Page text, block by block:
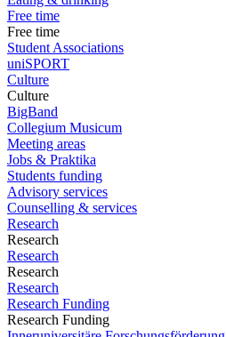
Free time
Free time
Student Associations
uniSPORT
Culture
Culture
BigBand
Collegium Musicum
Meeting areas
Jobs & Praktika
Students funding
Advisory services
Counselling & services
Research
Research
Research
Research
Research
Research Funding
Research Funding